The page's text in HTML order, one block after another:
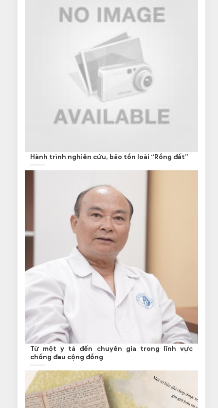
Hành trình nghiên cứu, bảo tồn loài “Rồng đất”
Từ một y tá đến chuyên gia trong lĩnh vực
chống đau cộng đồng